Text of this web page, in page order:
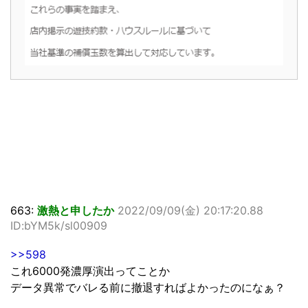
663: 激熱と申したか 2022/09/09(金) 20:17:20.88
ID:bYM5k/sl00909
>>598
これ6000発濃厚演出ってことか
データ異常でバレる前に撤退すればよかったのになぁ？